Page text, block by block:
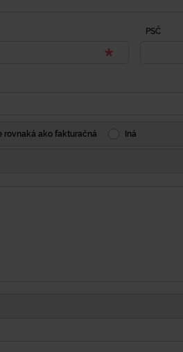
PSČ
rovnaká ako fakturačná Iná